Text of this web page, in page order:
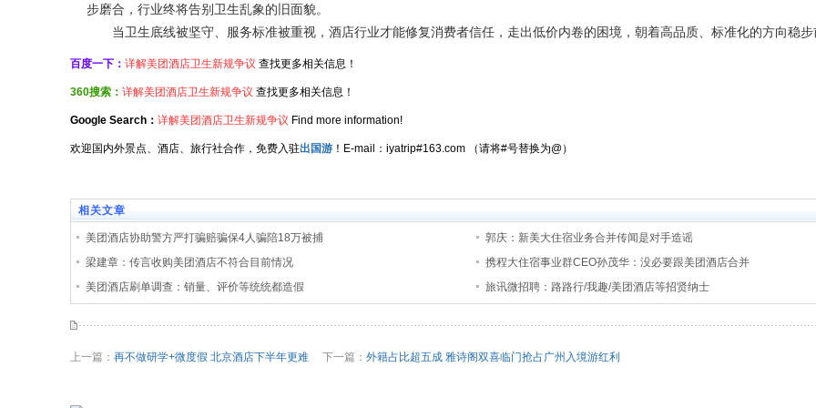
步磨合，行业终将告别卫生乱象的旧面貌。
当卫生底线被坚守、服务标准被重视，酒店行业才能修复消费者信任，走出低价内卷的困境，朝着高品质、标准化的方向稳步
百度一下： 详解美团酒店卫生新规争议 查找更多相关信息！
360搜索： 详解美团酒店卫生新规争议 查找更多相关信息！
Google Search： 详解美团酒店卫生新规争议 Find more information!
欢迎国内外景点、酒店、旅行社合作，免费入驻出国游 ！E-mail：iyatrip#163.com （请将#号替换为@）
相关文章
美团酒店协助警方严打骗赔骗保4人骗陪18万被捕
郭庆：新美大住宿业务合并传闻是对手造谣
梁建章：传言收购美团酒店不符合目前情况
携程大住宿事业群CEO孙茂华：没必要跟美团酒店合并
美团酒店刷单调查：销量、评价等统统都造假
旅讯微招聘：路路行/我趣/美团酒店等招贤纳士
上一篇： 再不做研学+微度假 北京酒店下半年更难 下一篇： 外籍占比超五成 雅诗阁双喜临门抢占广州入境游红利